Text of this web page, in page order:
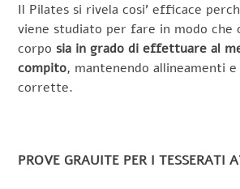
Il Pilates si rivela cosi’ efficace
viene studiato per fare in modo che
corpo sia in grado di effettuare al
compito, mantenendo allineamenti
corrette.
PROVE GRAUITE PER I TESSERATI